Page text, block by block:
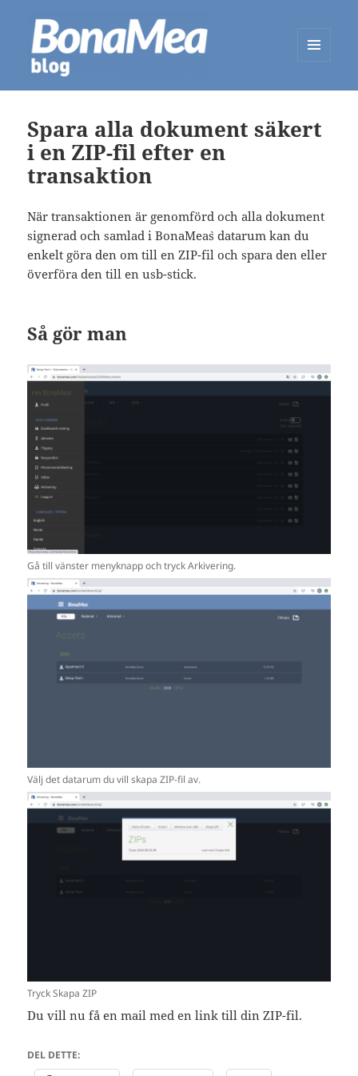
WIDGETER
Spara alla dokument säkert
i en ZIP-fil efter en
transaktion
När transaktionen är genomförd och alla dokument
signerad och samlad i BonaMea`s datarum kan du
enkelt göra den om till en ZIP-fil och spara den eller
överföra den till en usb-stick.
Så gör man
Gå till vänster menyknapp och tryck Arkivering.
Välj det datarum du vill skapa ZIP-fil av.
Tryck Skapa ZIP
Du vill nu få en mail med en link till din ZIP-fil.
DEL DETTE: